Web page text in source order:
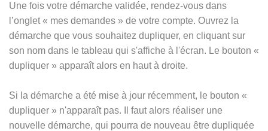
Une fois votre démarche validée, rendez-vous dans
l’onglet « mes demandes » de votre compte. Ouvrez la
démarche que vous souhaitez dupliquer, en cliquant sur
son nom dans le tableau qui s'affiche à l'écran. Le bouton «
dupliquer » apparaît alors en haut à droite.
Si la démarche a été mise à jour récemment, le bouton «
dupliquer » n'apparaît pas. Il faut alors réaliser une
nouvelle démarche, qui pourra de nouveau être dupliquée